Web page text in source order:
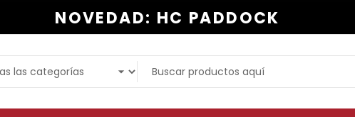
NOVEDAD: HC PADDOCK